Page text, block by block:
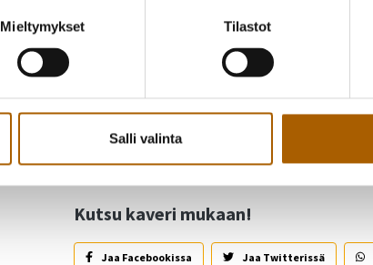
Mieltymykset Tilastot
Salli valinta
Kutsu kaveri mukaan!
Jaa Facebookissa Jaa Twitterissä